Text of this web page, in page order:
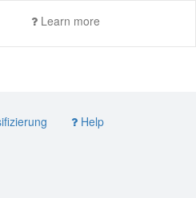
Learn more
Help